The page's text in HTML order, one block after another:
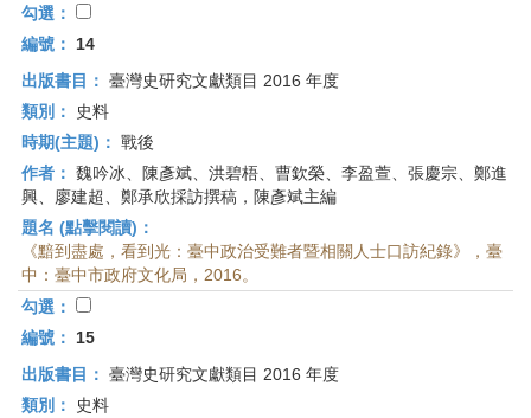
勾選：
編號：
14
出版書目： 臺灣史研究文獻類目 2016 年度
類別：
史料
時期(主題)： 戰後
作者： 魏吟冰、陳彥斌、洪碧梧、曹欽榮、李盈萱、張慶宗、鄭進
興、廖建超、鄭承欣採訪撰稿，陳彥斌主編
題名 (點擊閱讀)：
《黯到盡處，看到光：臺中政治受難者暨相關人士口訪紀錄》，臺
中：臺中市政府文化局，2016。
勾選：
編號：
15
出版書目： 臺灣史研究文獻類目 2016 年度
類別：
史料